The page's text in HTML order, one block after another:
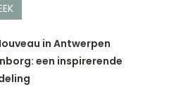
in Antwerpen
een inspirerende